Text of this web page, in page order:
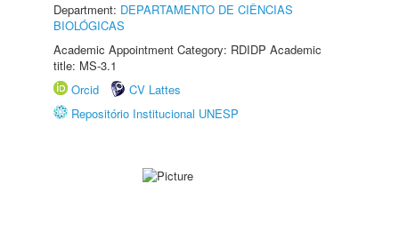
Department: DEPARTAMENTO DE CIÊNCIAS
BIOLÓGICAS
Academic Appointment Category: RDIDP Academic
title: MS-3.1
Orcid
CV Lattes
Repositório Institucional UNESP